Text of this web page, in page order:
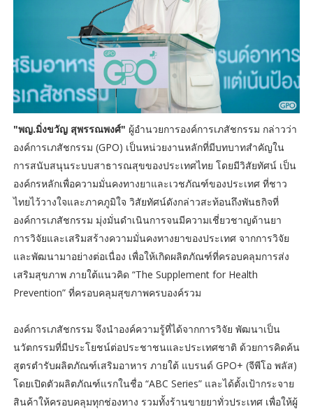
"พญ.มิ่งขวัญ สุพรรณพงศ์" ผู้อำนวยการองค์การเภสัชกรรม กล่าวว่า
องค์การเภสัชกรรม (GPO) เป็นหน่วยงานหลักที่มีบทบาทสำคัญใน
การสนับสนุนระบบสาธารณสุขของประเทศไทย โดยมีวิสัยทัศน์ เป็น
องค์กรหลักเพื่อความมั่นคงทางยาและเวชภัณฑ์ของประเทศ ที่ชาว
ไทยไว้วางใจและภาคภูมิใจ วิสัยทัศน์ดังกล่าวสะท้อนถึงพันธกิจที่
องค์การเภสัชกรรม มุ่งมั่นดำเนินการจนมีความเชี่ยวชาญด้านยา
การวิจัยและเสริมสร้างความมั่นคงทางยาของประเทศ จากการวิจัย
และพัฒนามาอย่างต่อเนื่อง เพื่อให้เกิดผลิตภัณฑ์ที่ครอบคลุมการส่ง
เสริมสุขภาพ ภายใต้แนวคิด “The Supplement for Health
Prevention” ที่ครอบคลุมสุขภาพครบองค์รวม
องค์การเภสัชกรรม จึงนำองค์ความรู้ที่ได้จากการวิจัย พัฒนาเป็น
นวัตกรรมที่มีประโยชน์ต่อประชาชนและประเทศชาติ ด้วยการคิดค้น
สูตรตำรับผลิตภัณฑ์เสริมอาหาร ภายใต้ แบรนด์ GPO+ (จีพีโอ พลัส)
โดยเปิดตัวผลิตภัณฑ์แรกในชื่อ “ABC Series” และได้ตั้งเป้ากระจาย
สินค้าให้ครอบคลุมทุกช่องทาง รวมทั้งร้านขายยาทั่วประเทศ เพื่อให้ผู้